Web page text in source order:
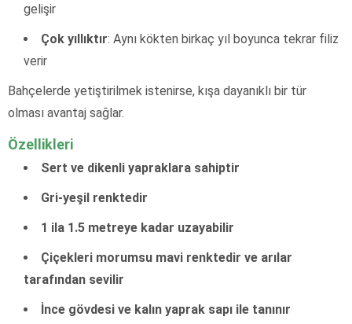
gelişir
Çok yıllıktır: Aynı kökten birkaç yıl boyunca tekrar filiz
verir
Bahçelerde yetiştirilmek istenirse, kışa dayanıklı bir tür
olması avantaj sağlar.
Özellikleri
Sert ve dikenli yapraklara sahiptir
Gri-yeşil renktedir
1 ila 1.5 metreye kadar uzayabilir
Çiçekleri morumsu mavi renktedir ve arılar
tarafından sevilir
İnce gövdesi ve kalın yaprak sapı ile tanınır